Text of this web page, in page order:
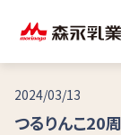
2024/03/13
つるりんこ20